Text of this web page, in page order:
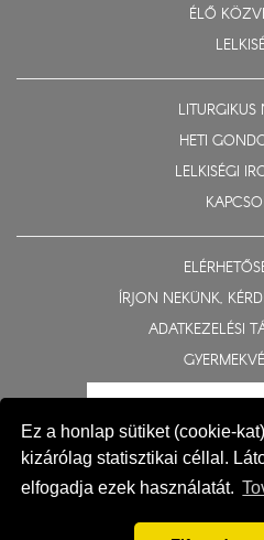
Ez a honlap sütiket (cookie-
kizárólag statisztikai céllal.
elfogadja ezek használatát.
ÉLŐ
LITURGIKUS
HETI
LELKISÉGI
ÍRJON NEKÜNK,
ADATKEZELÉSI